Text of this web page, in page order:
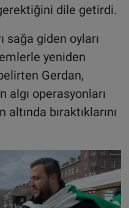
dile getirdi.
sağa giden oyları
yeniden
Gerdan,
algı operasyonları
bıraktıklarını